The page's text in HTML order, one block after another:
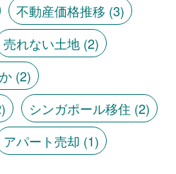
不動産価格推移 (3)
売れない土地(2)
(2)
シンガポール移住 (2)
アパート売却 (1)